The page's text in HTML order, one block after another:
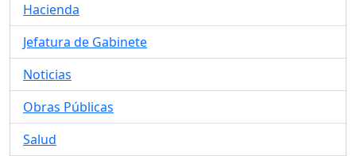
Hacienda
Jefatura de Gabinete
Noticias
Obras Públicas
Salud